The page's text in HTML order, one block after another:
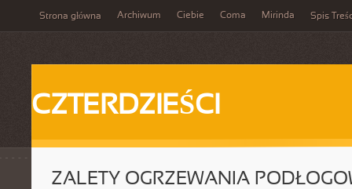
Strona główna Archiwum Ciebie Coma Mirinda Spis
CZTERDZIEŚCI
ZALETY OGRZEWANIA